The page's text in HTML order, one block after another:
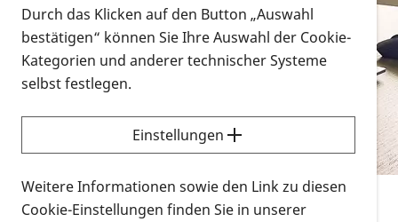
Vorlesen
Alle Infomaterialien in verschiedenen
Formaten an einem Ort
Sie möchten wissen, wie Sie nach Infonmaterial
suchen und dieses bestellen bzw. herunterladen
können? Schauen Sie sich dieErklärvideos zum
Thema Infomaterial auf der PRO RETINA-Website
für blinde und sehbehinderte Menschen an.
Durch das Klicken auf den Button „Auswahl
bestätigen“ können Sie Ihre Auswahl der Cookie-
Kategorien und anderer technischer Systeme
selbst festlegen.
Einstellungen
Weitere Informationen sowie den Link zu diesen
Cookie-Einstellungen finden Sie in unserer